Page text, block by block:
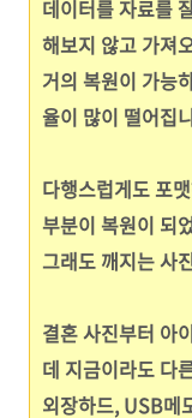
데이터를 자료를
해보지 않고 가져
거의 복원이 가능
율이 많이 떨어집
다행스럽게도 포
부분이 복원이 되
그래도 깨지는 사
결혼 사진부터 아
데 지금이라도 다
외장하드, USB메